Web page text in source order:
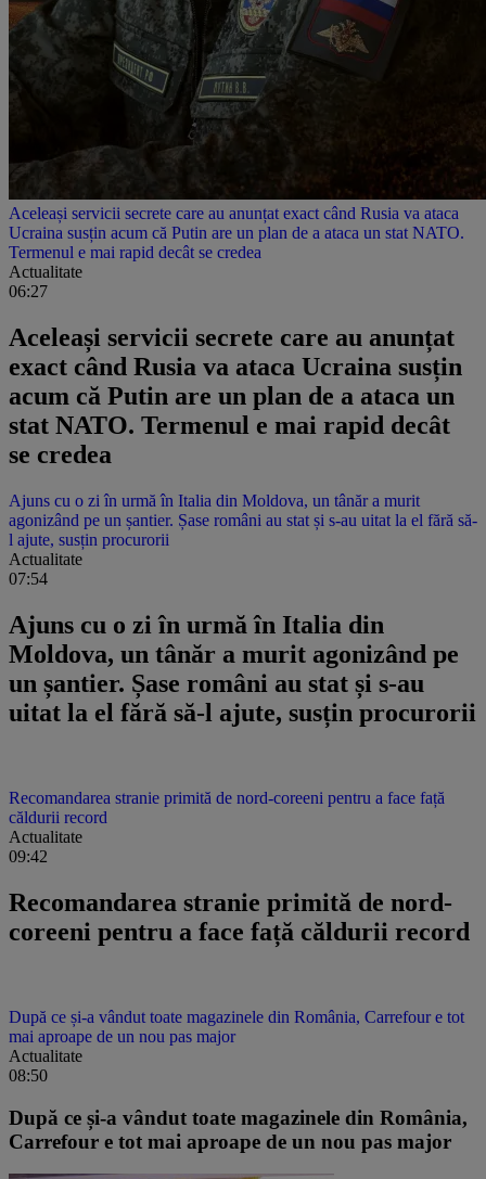
Aceleași servicii secrete care au anunțat exact când Rusia va ataca
Ucraina susțin acum că Putin are un plan de a ataca un stat NATO.
Termenul e mai rapid decât se credea
Actualitate
06:27
Aceleași servicii secrete care au anunțat
exact când Rusia va ataca Ucraina susțin
acum că Putin are un plan de a ataca un
stat NATO. Termenul e mai rapid decât
se credea
Ajuns cu o zi în urmă în Italia din Moldova, un tânăr a murit
agonizând pe un șantier. Șase români au stat și s-au uitat la el fără să-
l ajute, susțin procurorii
Actualitate
07:54
Ajuns cu o zi în urmă în Italia din
Moldova, un tânăr a murit agonizând pe
un șantier. Șase români au stat și s-au
uitat la el fără să-l ajute, susțin procurorii
Recomandarea stranie primită de nord-coreeni pentru a face față
căldurii record
Actualitate
09:42
Recomandarea stranie primită de nord-
coreeni pentru a face față căldurii record
După ce și-a vândut toate magazinele din România, Carrefour e tot
mai aproape de un nou pas major
Actualitate
08:50
După ce și-a vândut toate magazinele din România,
Carrefour e tot mai aproape de un nou pas major